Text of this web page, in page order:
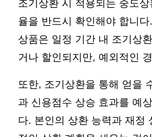
조기상환 시 적용되는 중도
율을 반드시 확인해야 합니
상품은 일정 기간 내 조기상
거나 할인되지만, 예외적인
또한, 조기상환을 통해 얻을
과 신용점수 상승 효과를 예
다. 본인의 상환 능력과 재정